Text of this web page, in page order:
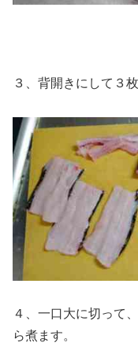
３、背開きにして３
４、一口大に切って
ら煮ます。